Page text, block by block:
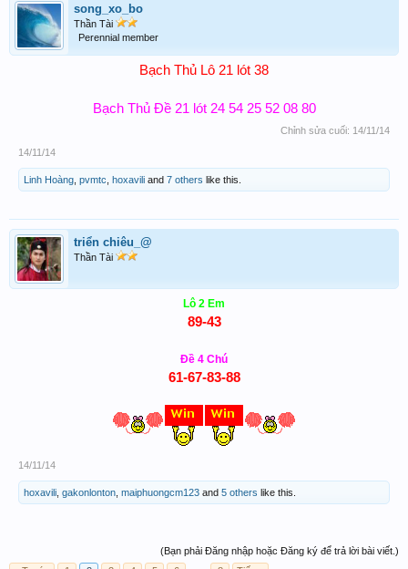
song_xo_bo
Thần Tài
Perennial member
Bạch Thủ Lô 21 lót 38​
Bạch Thủ Đề 21 lót 24 54 25 52 08 80​
Chỉnh sửa cuối: 14/11/14
14/11/14
Linh Hoàng pvmtc hoxavili and 7 others like this.
triển chiêu_@
Thần Tài
Lô 2 Em
89-43
Đề 4 Chú
61-67-83-88
14/11/14
hoxavili gakonlonton maiphuongcm123 and 5 others like this.
(Bạn phải Đăng nhập hoặc Đăng ký để trả lời bài viết.)